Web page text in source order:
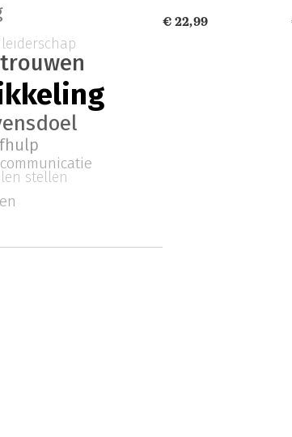
communicatie
stellen
leiderschap
€ 22,99